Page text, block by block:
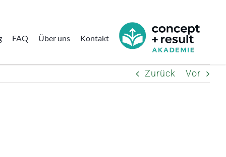
FAQ Über uns Kontakt
Zurück Vor